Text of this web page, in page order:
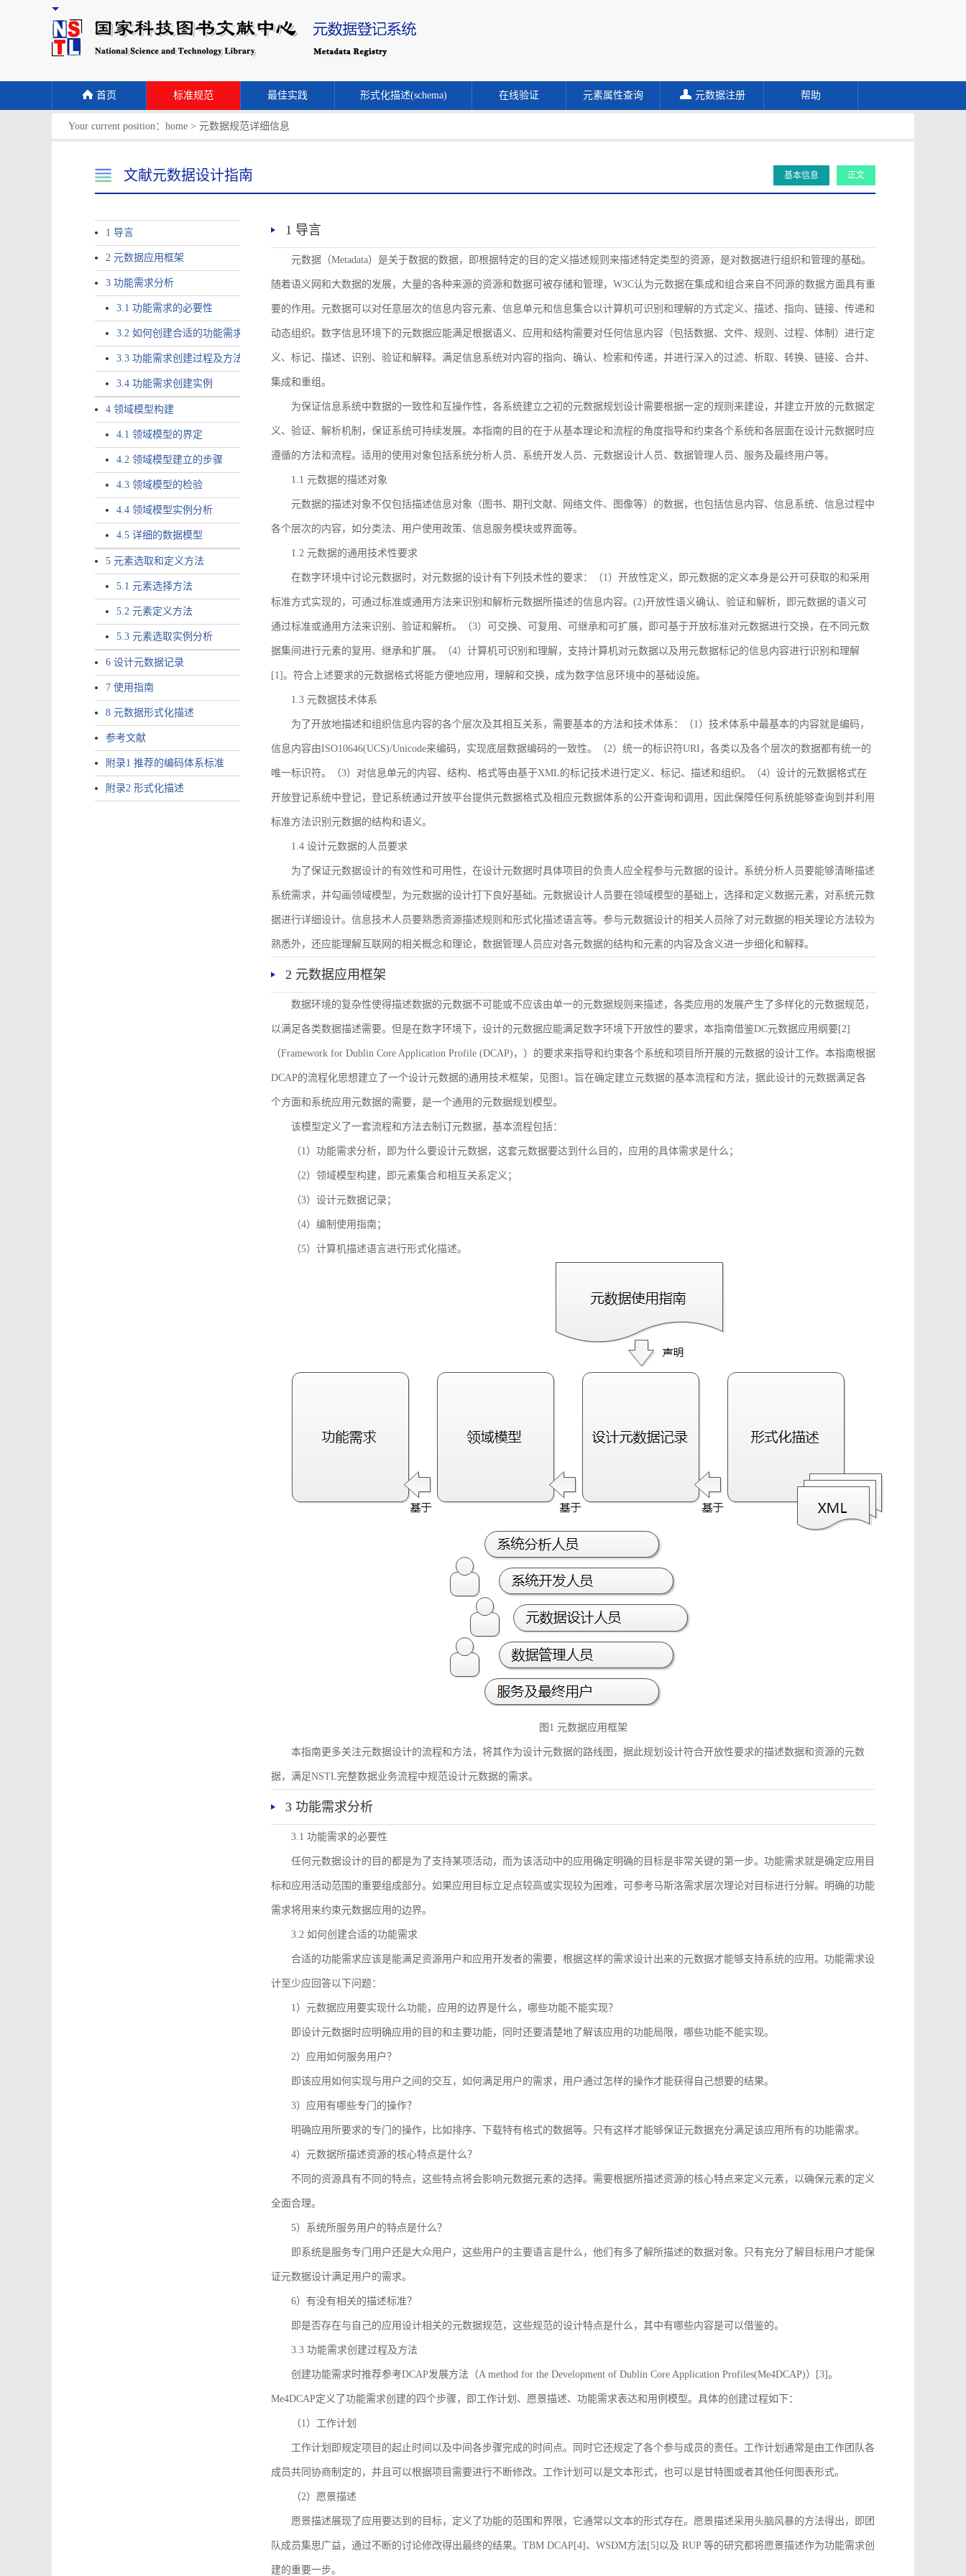
首页 标准规范 最佳实践 形式化描述(schema) 在线验证 元素属性查询 元数据注册 帮助
Your current position： home > 元数据规范详细信息
文献元数据设计指南 基本信息 正文
1 导言
2 元数据应用框架
3 功能需求分析
3.1 功能需求的必要性
3.2 如何创建合适的功能需求
3.3 功能需求创建过程及方法
3.4 功能需求创建实例
4 领域模型构建
4.1 领域模型的界定
4.2 领域模型建立的步骤
4.3 领域模型的检验
4.4 领域模型实例分析
4.5 详细的数据模型
5 元素选取和定义方法
5.1 元素选择方法
5.2 元素定义方法
5.3 元素选取实例分析
6 设计元数据记录
7 使用指南
8 元数据形式化描述
参考文献
附录1 推荐的编码体系标准
附录2 形式化描述
1 导言
元数据（Metadata）是关于数据的数据，即根据特定的目的定义描述规则来描述特定类型的资源，是对数据进行组织和管理的基础。
随着语义网和大数据的发展，大量的各种来源的资源和数据可被存储和管理，W3C认为元数据在集成和组合来自不同源的数据方面具有重
要的作用。元数据可以对任意层次的信息内容元素、信息单元和信息集合以计算机可识别和理解的方式定义、描述、指向、链接、传递和
动态组织。数字信息环境下的元数据应能满足根据语义、应用和结构需要对任何信息内容（包括数据、文件、规则、过程、体制）进行定
义、标记、描述、识别、验证和解释。满足信息系统对内容的指向、确认、检索和传递，并进行深入的过滤、析取、转换、链接、合并、
集成和重组。
为保证信息系统中数据的一致性和互操作性，各系统建立之初的元数据规划设计需要根据一定的规则来建设，并建立开放的元数据定
义、验证、解析机制，保证系统可持续发展。本指南的目的在于从基本理论和流程的角度指导和约束各个系统和各层面在设计元数据时应
遵循的方法和流程。适用的使用对象包括系统分析人员、系统开发人员、元数据设计人员、数据管理人员、服务及最终用户等。
1.1 元数据的描述对象
元数据的描述对象不仅包括描述信息对象（图书、期刊文献、网络文件、图像等）的数据，也包括信息内容、信息系统、信息过程中
各个层次的内容，如分类法、用户使用政策、信息服务模块或界面等。
1.2 元数据的通用技术性要求
在数字环境中讨论元数据时，对元数据的设计有下列技术性的要求：（1）开放性定义，即元数据的定义本身是公开可获取的和采用
标准方式实现的，可通过标准或通用方法来识别和解析元数据所描述的信息内容。(2)开放性语义确认、验证和解析，即元数据的语义可
通过标准或通用方法来识别、验证和解析。（3）可交换、可复用、可继承和可扩展，即可基于开放标准对元数据进行交换，在不同元数
据集间进行元素的复用、继承和扩展。（4）计算机可识别和理解，支持计算机对元数据以及用元数据标记的信息内容进行识别和理解
[1]。符合上述要求的元数据格式将能方便地应用，理解和交换，成为数字信息环境中的基础设施。
1.3 元数据技术体系
为了开放地描述和组织信息内容的各个层次及其相互关系，需要基本的方法和技术体系：（1）技术体系中最基本的内容就是编码，
信息内容由ISO10646(UCS)/Unicode来编码，实现底层数据编码的一致性。（2）统一的标识符URI，各类以及各个层次的数据都有统一的
唯一标识符。（3）对信息单元的内容、结构、格式等由基于XML的标记技术进行定义、标记、描述和组织。（4）设计的元数据格式在
开放登记系统中登记，登记系统通过开放平台提供元数据格式及相应元数据体系的公开查询和调用，因此保障任何系统能够查询到并利用
标准方法识别元数据的结构和语义。
1.4 设计元数据的人员要求
为了保证元数据设计的有效性和可用性，在设计元数据时具体项目的负责人应全程参与元数据的设计。系统分析人员要能够清晰描述
系统需求，并勾画领域模型，为元数据的设计打下良好基础。元数据设计人员要在领域模型的基础上，选择和定义数据元素，对系统元数
据进行详细设计。信息技术人员要熟悉资源描述规则和形式化描述语言等。参与元数据设计的相关人员除了对元数据的相关理论方法较为
熟悉外，还应能理解互联网的相关概念和理论，数据管理人员应对各元数据的结构和元素的内容及含义进一步细化和解释。
2 元数据应用框架
数据环境的复杂性使得描述数据的元数据不可能或不应该由单一的元数据规则来描述，各类应用的发展产生了多样化的元数据规范，
以满足各类数据描述需要。但是在数字环境下，设计的元数据应能满足数字环境下开放性的要求，本指南借鉴DC元数据应用纲要[2]
（Framework for Dublin Core Application Profile (DCAP)，）的要求来指导和约束各个系统和项目所开展的元数据的设计工作。本指南根据
DCAP的流程化思想建立了一个设计元数据的通用技术框架，见图1。旨在确定建立元数据的基本流程和方法，据此设计的元数据满足各
个方面和系统应用元数据的需要，是一个通用的元数据规划模型。
该模型定义了一套流程和方法去制订元数据，基本流程包括：
（1）功能需求分析，即为什么要设计元数据，这套元数据要达到什么目的，应用的具体需求是什么；
（2）领域模型构建，即元素集合和相互关系定义；
（3）设计元数据记录；
（4）编制使用指南；
（5）计算机描述语言进行形式化描述。
图1 元数据应用框架
本指南更多关注元数据设计的流程和方法，将其作为设计元数据的路线图，据此规划设计符合开放性要求的描述数据和资源的元数
据，满足NSTL完整数据业务流程中规范设计元数据的需求。
3 功能需求分析
3.1 功能需求的必要性
任何元数据设计的目的都是为了支持某项活动，而为该活动中的应用确定明确的目标是非常关键的第一步。功能需求就是确定应用目
标和应用活动范围的重要组成部分。如果应用目标立足点较高或实现较为困难，可参考马斯洛需求层次理论对目标进行分解。明确的功能
需求将用来约束元数据应用的边界。
3.2 如何创建合适的功能需求
合适的功能需求应该是能满足资源用户和应用开发者的需要，根据这样的需求设计出来的元数据才能够支持系统的应用。功能需求设
计至少应回答以下问题：
1）元数据应用要实现什么功能，应用的边界是什么，哪些功能不能实现？
即设计元数据时应明确应用的目的和主要功能，同时还要清楚地了解该应用的功能局限，哪些功能不能实现。
2）应用如何服务用户？
即该应用如何实现与用户之间的交互，如何满足用户的需求，用户通过怎样的操作才能获得自己想要的结果。
3）应用有哪些专门的操作？
明确应用所要求的专门的操作，比如排序、下载特有格式的数据等。只有这样才能够保证元数据充分满足该应用所有的功能需求。
4）元数据所描述资源的核心特点是什么？
不同的资源具有不同的特点，这些特点将会影响元数据元素的选择。需要根据所描述资源的核心特点来定义元素，以确保元素的定义
全面合理。
5）系统所服务用户的特点是什么？
即系统是服务专门用户还是大众用户，这些用户的主要语言是什么，他们有多了解所描述的数据对象。只有充分了解目标用户才能保
证元数据设计满足用户的需求。
6）有没有相关的描述标准？
即是否存在与自己的应用设计相关的元数据规范，这些规范的设计特点是什么，其中有哪些内容是可以借鉴的。
3.3 功能需求创建过程及方法
创建功能需求时推荐参考DCAP发展方法（A method for the Development of Dublin Core Application Profiles(Me4DCAP)）[3]。
Me4DCAP定义了功能需求创建的四个步骤，即工作计划、愿景描述、功能需求表达和用例模型。具体的创建过程如下：
（1）工作计划
工作计划即规定项目的起止时间以及中间各步骤完成的时间点。同时它还规定了各个参与成员的责任。工作计划通常是由工作团队各
成员共同协商制定的，并且可以根据项目需要进行不断修改。工作计划可以是文本形式，也可以是甘特图或者其他任何图表形式。
（2）愿景描述
愿景描述展现了应用要达到的目标，定义了功能的范围和界限，它通常以文本的形式存在。愿景描述采用头脑风暴的方法得出，即团
队成员集思广益，通过不断的讨论修改得出最终的结果。TBM DCAP[4]、WSDM方法[5]以及 RUP 等的研究都将愿景描述作为功能需求创
建的重要一步。